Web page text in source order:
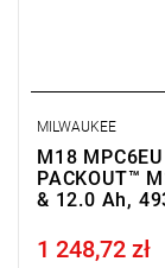
MILWAUKEE
M18
PACKOUT™
& 12.0 Ah,
Price tax included
1 248,72 zł